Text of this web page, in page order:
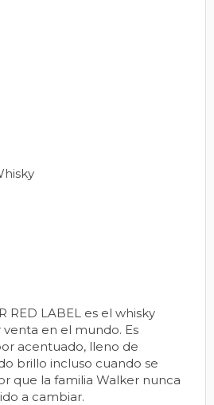
RED LABEL es el whisky
en el mundo. Es
acentuado, lleno de
brillo incluso cuando se
que la familia Walker nunca
a cambiar.